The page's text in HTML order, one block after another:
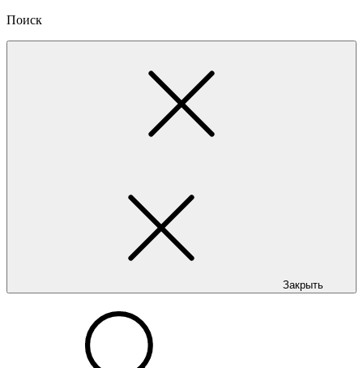
Поиск
Закрыть